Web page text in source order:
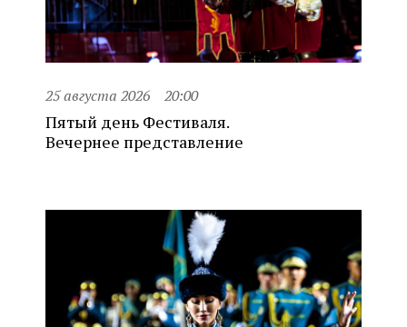
25 августа 2026 20:00
Пятый день Фестиваля.
Вечернее представление